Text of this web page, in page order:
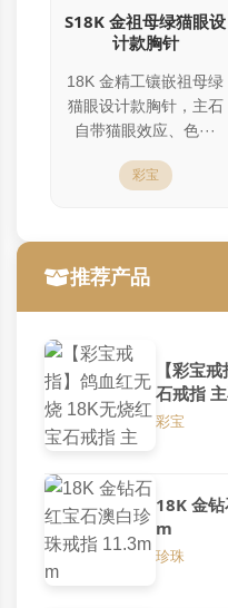
S18K 金祖母绿猫眼设
计款胸针
18K 金精工镶嵌祖母绿
猫眼设计款胸针，主石
自带猫眼效应、色···
彩宝
推荐产品
【彩宝
石戒指
彩宝
18K 金
m
珍珠